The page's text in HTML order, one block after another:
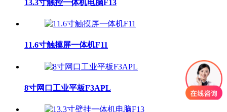
13.3寸触控一体机电脑F13
11.6寸触摸屏一体机F11
8寸网口工业平板F3APL